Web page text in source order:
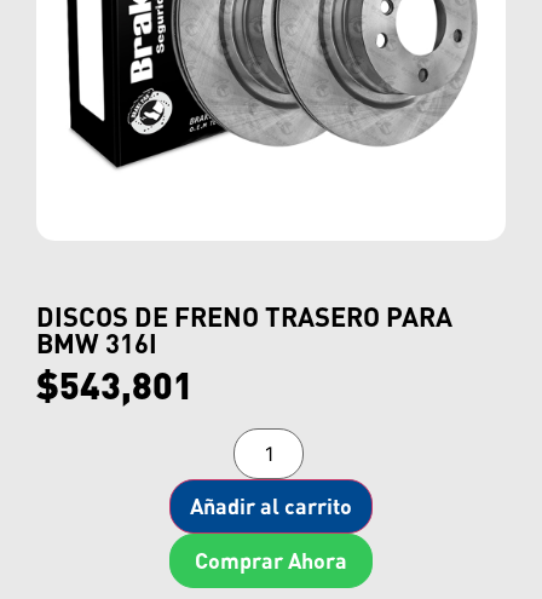
DISCOS DE FRENO TRASERO PARA
BMW 316I
$543,801
Añadir al carrito
Comprar Ahora